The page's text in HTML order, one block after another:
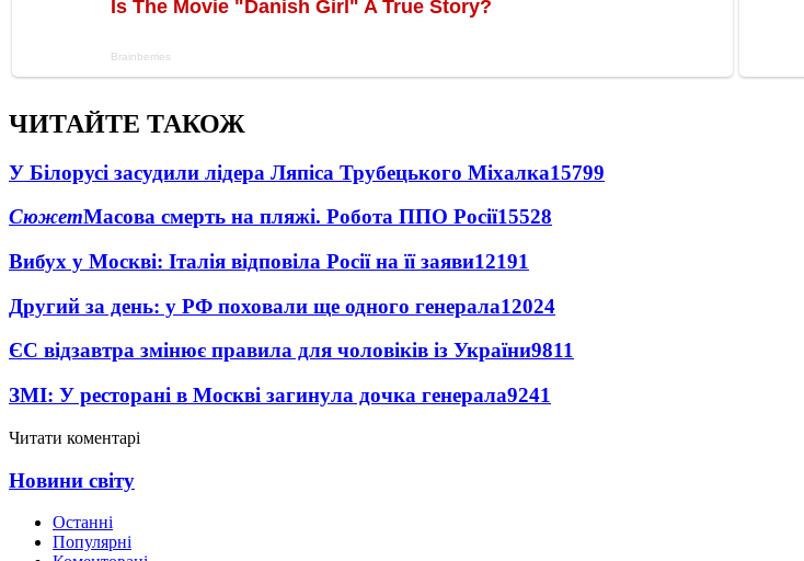
ЧИТАЙТЕ ТАКОЖ
У Білорусі засудили лідера Ляпіса Трубецького Міхалка15799
СюжетМасова смерть на пляжі. Робота ППО Росії15528
Вибух у Москві: Італія відповіла Росії на її заяви12191
Другий за день: у РФ поховали ще одного генерала12024
ЄС відзавтра змінює правила для чоловіків із України9811
ЗМІ: У ресторані в Москві загинула дочка генерала9241
Читати коментарі
Новини світу
Останні
Популярні